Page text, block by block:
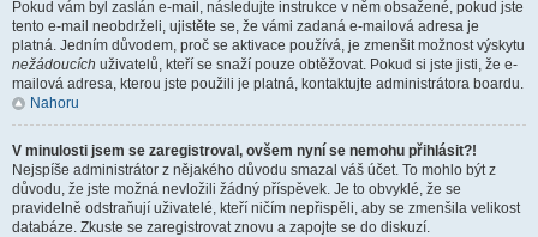
Pokud vám byl zaslán e-mail, následujte instrukce v něm obsažené, pokud jste
tento e-mail neobdrželi, ujistěte se, že vámi zadaná e-mailová adresa je
platná. Jedním důvodem, proč se aktivace používá, je zmenšit možnost výskytu
nežádoucích uživatelů, kteří se snaží pouze obtěžovat. Pokud si jste jisti, že e-
mailová adresa, kterou jste použili je platná, kontaktujte administrátora boardu.
Nahoru
V minulosti jsem se zaregistroval, ovšem nyní se nemohu přihlásit?!
Nejspíše administrátor z nějakého důvodu smazal váš účet. To mohlo být z
důvodu, že jste možná nevložili žádný příspěvek. Je to obvyklé, že se
pravidelně odstraňují uživatelé, kteří ničím nepřispěli, aby se zmenšila velikost
databáze. Zkuste se zaregistrovat znovu a zapojte se do diskuzí.